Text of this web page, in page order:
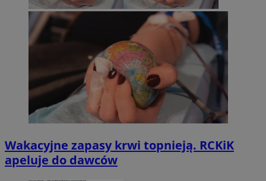
Wakacyjne zapasy krwi topnieją. RCKiK
apeluje do dawców